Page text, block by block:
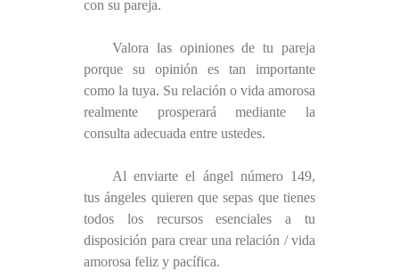
con su pareja.
Valora las opiniones de tu pareja
porque su opinión es tan importante
como la tuya. Su relación o vida amorosa
realmente prosperará mediante la
consulta adecuada entre ustedes.
Al enviarte el ángel número 149,
tus ángeles quieren que sepas que tienes
todos los recursos esenciales a tu
disposición para crear una relación / vida
amorosa feliz y pacífica.